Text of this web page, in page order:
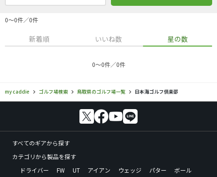
0〜0件／0件
新着順 いいね数 星の数
0〜0件／0件
my caddie ゴルフ場検索 鳥取県のゴルフ場一覧 日本海ゴルフ倶楽部
すべてのギアから探す
カテゴリから製品を探す
ドライバー
FW UT アイアン ウェッジ パター
ボール